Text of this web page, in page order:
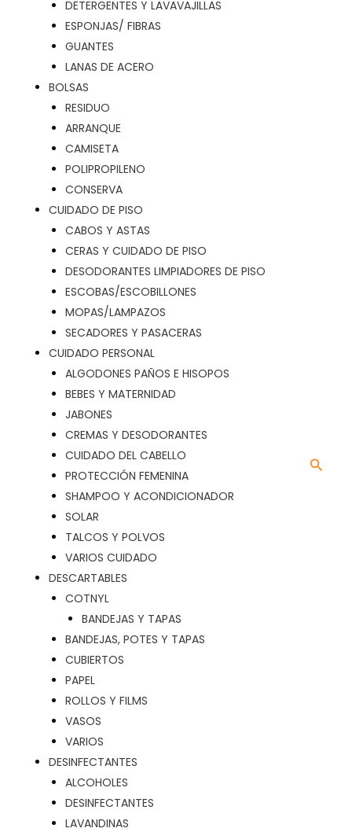
DETERGENTES Y LAVAVAJILLAS
ESPONJAS/ FIBRAS
GUANTES
LANAS DE ACERO
BOLSAS
RESIDUO
ARRANQUE
CAMISETA
POLIPROPILENO
CONSERVA
CUIDADO DE PISO
CABOS Y ASTAS
CERAS Y CUIDADO DE PISO
DESODORANTES LIMPIADORES DE PISO
ESCOBAS/ESCOBILLONES
MOPAS/LAMPAZOS
SECADORES Y PASACERAS
CUIDADO PERSONAL
ALGODONES PAÑOS E HISOPOS
BEBES Y MATERNIDAD
JABONES
CREMAS Y DESODORANTES
CUIDADO DEL CABELLO
PROTECCIÓN FEMENINA
SHAMPOO Y ACONDICIONADOR
SOLAR
TALCOS Y POLVOS
VARIOS CUIDADO
DESCARTABLES
COTNYL
BANDEJAS Y TAPAS
BANDEJAS, POTES Y TAPAS
CUBIERTOS
PAPEL
ROLLOS Y FILMS
VASOS
VARIOS
DESINFECTANTES
ALCOHOLES
DESINFECTANTES
LAVANDINAS